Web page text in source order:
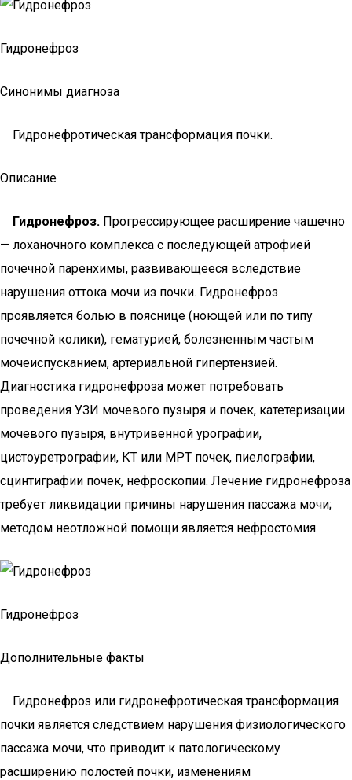
Гидронефроз
Синонимы диагноза
Гидронефротическая трансформация почки.
Описание
Гидронефроз. Прогрессирующее расширение чашечно
— лоханочного комплекса с последующей атрофией
почечной паренхимы, развивающееся вследствие
нарушения оттока мочи из почки. Гидронефроз
проявляется болью в пояснице (ноющей или по типу
почечной колики), гематурией, болезненным частым
мочеиспусканием, артериальной гипертензией.
Диагностика гидронефроза может потребовать
проведения УЗИ мочевого пузыря и почек, катетеризации
мочевого пузыря, внутривенной урографии,
цистоуретрографии, КТ или МРТ почек, пиелографии,
сцинтиграфии почек, нефроскопии. Лечение гидронефроза
требует ликвидации причины нарушения пассажа мочи;
методом неотложной помощи является нефростомия.
Гидронефроз
Дополнительные факты
Гидронефроз или гидронефротическая трансформация
почки является следствием нарушения физиологического
пассажа мочи, что приводит к патологическому
расширению полостей почки, изменениям